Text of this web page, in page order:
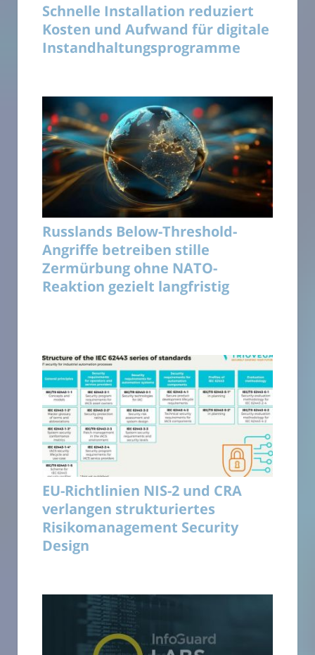
Schnelle Installation reduziert
Kosten und Aufwand für digitale
Instandhaltungsprogramme
Russlands Below-Threshold-
Angriffe betreiben stille
Zermürbung ohne NATO-
Reaktion gezielt langfristig
EU-Richtlinien NIS-2 und CRA
verlangen strukturiertes
Risikomanagement Security
Design